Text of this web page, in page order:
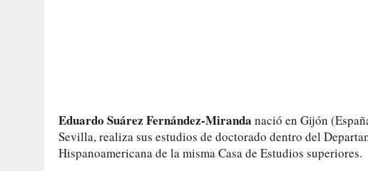
Eduardo Suárez Fernández-Miranda nació en Gijón
Sevilla, realiza sus estudios de doctorado dentro del
Hispanoamericana de la misma Casa de Estudios superiores.